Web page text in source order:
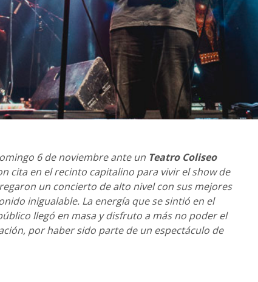
6 de noviembre ante un Teatro Coliseo
cita en el recinto capitalino para vivir el show de
un concierto de alto nivel con sus mejores
inigualable. La energía que se sintió en el
llegó en masa y disfruto a más no poder el
por haber sido parte de un espectáculo de